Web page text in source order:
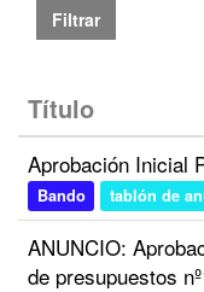
Filtrar
Título
Aprobación Inicial
Bando tablón de
ANUNCIO:
de presupuestos